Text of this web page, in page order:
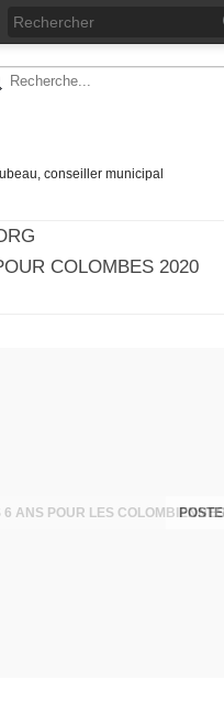
conseiller municipal
COLOMBES 2020